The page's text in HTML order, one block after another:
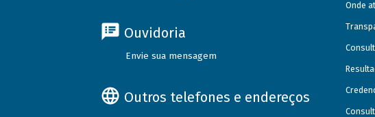
Ouvidoria
Envie sua mensagem
Outros telefones e endereços
Onde